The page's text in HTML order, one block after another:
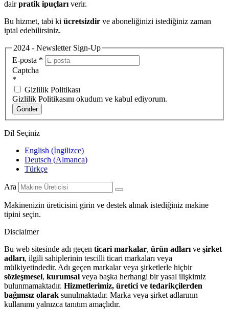
dairpratik ipuçları verir.
Bu hizmet, tabi ki ücretsizdir ve aboneliğinizi istediğiniz zaman
iptal edebilirsiniz.
2024 - Newsletter Sign-Up
E-posta *
Captcha
*
Gizlilik Politikası
Gizlilik Politikasını okudum ve kabul ediyorum.
Gönder
Dil Seçiniz
English (İngilizce)
Deutsch (Almanca)
Türkçe
Ara
Makinenizin üreticisini girin ve destek almak istediğiniz makine
tipini seçin.
Disclaimer
Bu web sitesinde adı geçen ticari markalar, ürün adları ve şirket
adları, ilgili sahiplerinin tescilli ticari markaları veya
mülkiyetindedir. Adı geçen markalar veya şirketlerle hiçbir
sözleşmesel, kurumsal veya başka herhangi bir yasal ilişkimiz
bulunmamaktadır. Hizmetlerimiz, üretici ve tedarikçilerden
bağımsız olarak sunulmaktadır. Marka veya şirket adlarının
kullanımı yalnızca tanıtım amaçlıdır.